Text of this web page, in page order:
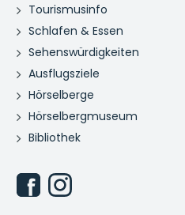
Tourismusinfo
Schlafen & Essen
Sehenswürdigkeiten
Ausflugsziele
Hörselberge
Hörselbergmuseum
Bibliothek